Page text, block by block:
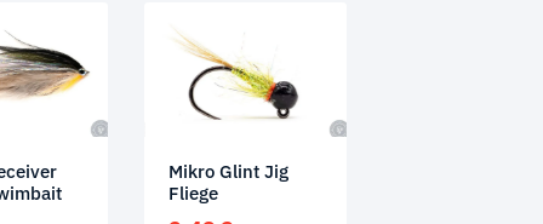
Mikro Glint Jig
Fliege